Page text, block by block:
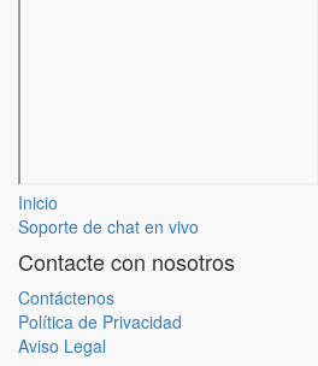
Inicio
Soporte de chat en vivo
Contacte con nosotros
Contáctenos
Política de Privacidad
Aviso Legal